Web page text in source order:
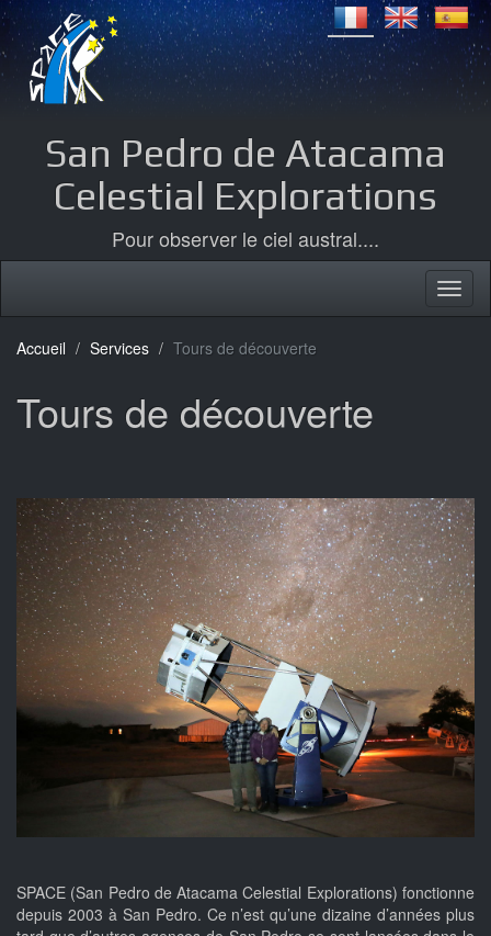
San Pedro de Atacama
Celestial Explorations
Pour observer le ciel austral....
Accueil Services Tours de découverte
Tours de découverte
SPACE (San Pedro de Atacama Celestial Explorations) fonctionne
depuis 2003 à San Pedro. Ce n’est qu’une dizaine d’années plus